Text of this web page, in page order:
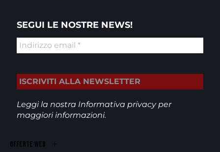
SEGUI LE NOSTRE NEWS!
Leggi la nostra Informativa privacyper
maggiori informazioni.
OFFERTE WEB